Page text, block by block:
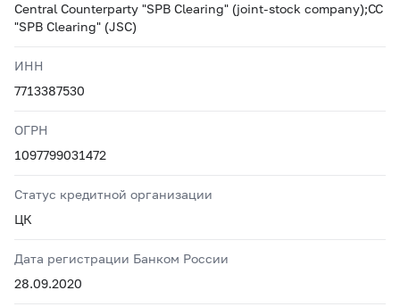
Central Counterparty "SPB Clearing" (joint-stock company);CC
"SPB Clearing" (JSC)
ИНН
7713387530
ОГРН
1097799031472
Статус кредитной организации
ЦК
Дата регистрации Банком России
28.09.2020